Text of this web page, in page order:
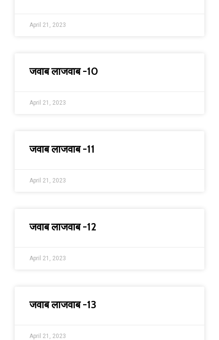
April 21, 2023
जवाब लाजवाब -10
April 21, 2023
जवाब लाजवाब -11
April 21, 2023
जवाब लाजवाब -12
April 21, 2023
जवाब लाजवाब -13
April 21, 2023